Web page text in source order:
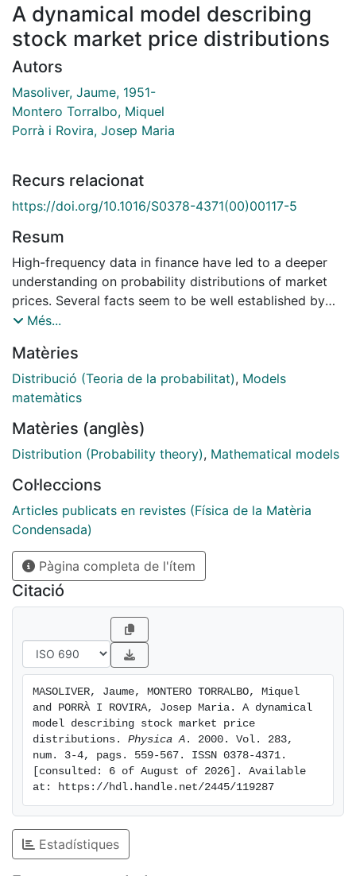
A dynamical model describing
stock market price distributions
Autors
Masoliver, Jaume, 1951-
Montero Torralbo, Miquel
Porrà i Rovira, Josep Maria
Recurs relacionat
https://doi.org/10.1016/S0378-4371(00)00117-5
Resum
High-frequency data in finance have led to a deeper
understanding on probability distributions of market
prices. Several facts seem to be well established by
empirical evidence. Specifically, probability
are not Gaussian and their center is well adjusted by
Lévy distributions. (ii) They are long-tailed but have
finite moments of any order. (iii) They are self-similar
price volatility follows a non-diffusive behavior. We
extend Merton's ideas on speculative price formation
characteristic function that explains in a natural way
all of the above features. The knowledge of such a
distribution opens a new and useful way of quantifying
financial risk. The results of the model agree - with
high degree of accuracy - with empirical data taken
from historical records of the Standard & Poor's 500
cash index.
Més...
Matèries
Distribució (Teoria de la probabilitat), Models
matemàtics
Matèries (anglès)
Distribution (Probability theory), Mathematical models
Col·leccions
Articles publicats en revistes (Física de la Matèria
Condensada)
Pàgina completa de l'ítem
Citació
MASOLIVER, Jaume, MONTERO TORRALBO, Miquel
and PORRÀ I ROVIRA, Josep Maria. A dynamical
model describing stock market price
distributions. Physica A . 2000. Vol. 283,
num. 3-4, pags. 559-567. ISSN 0378-4371.
[consulted: 6 of August of 2026]. Available
at: https://hdl.handle.net/2445/119287
Estadístiques